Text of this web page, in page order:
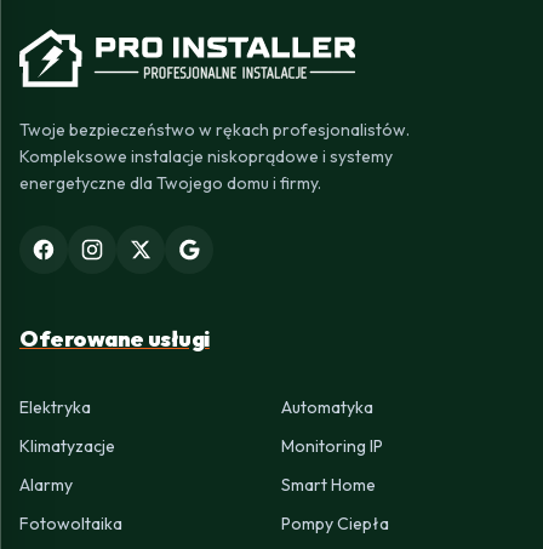
Twoje bezpieczeństwo w rękach profesjonalistów.
Kompleksowe instalacje niskoprądowe i systemy
energetyczne dla Twojego domu i firmy.
Oferowane usługi
Elektryka
Automatyka
Klimatyzacje
Monitoring IP
Alarmy
Smart Home
Fotowoltaika
Pompy Ciepła